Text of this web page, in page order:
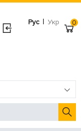
Рус | Укр 0